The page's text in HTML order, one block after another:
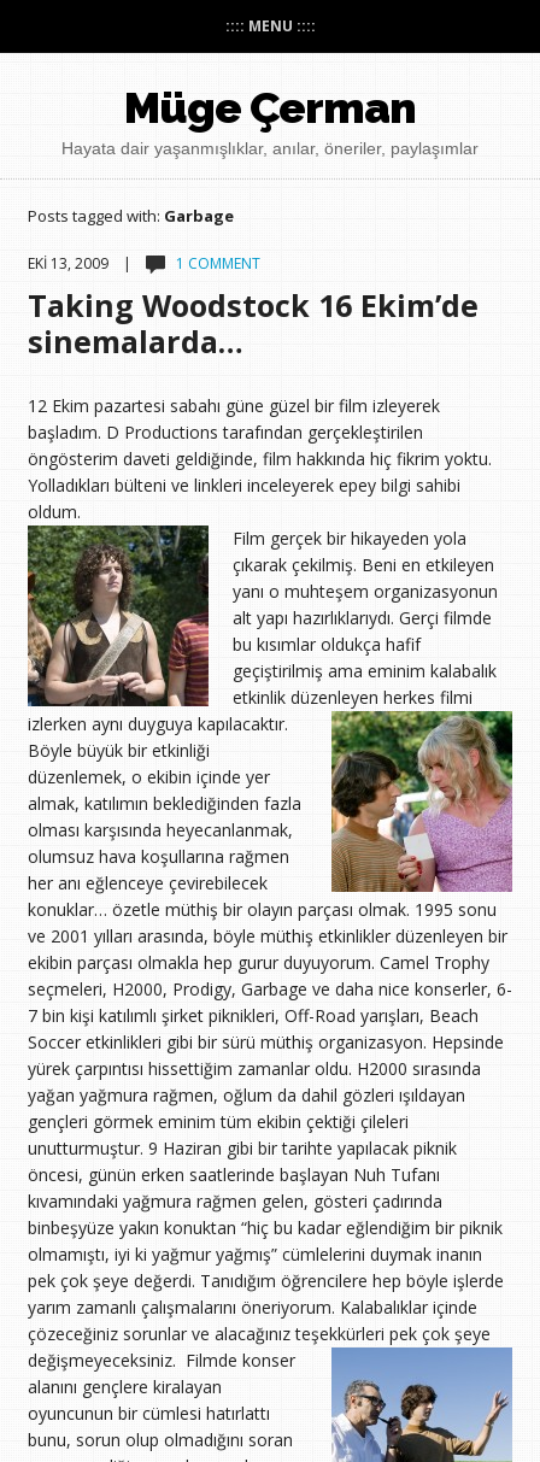
:::: MENU ::::
Müge Çerman
Hayata dair yaşanmışlıklar, anılar, öneriler, paylaşımlar
Posts tagged with: Garbage
EKI 13, 2009 | 1 COMMENT
Taking Woodstock 16 Ekim’de
sinemalarda…
12 Ekim pazartesi sabahı güne güzel bir film izleyerek
başladım. D Productions tarafından gerçekleştirilen
öngösterim daveti geldiğinde, film hakkında hiç fikrim yoktu.
Yolladıkları bülteni ve linkleri inceleyerek epey bilgi sahibi
oldum.
Film gerçek bir hikayeden yola
çıkarak çekilmiş. Beni en etkileyen
yanı o muhteşem organizasyonun
alt yapı hazırlıklarıydı. Gerçi filmde
bu kısımlar oldukça hafif
geçiştirilmiş ama eminim kalabalık
etkinlik düzenleyen herkes filmi
izlerken aynı duyguya kapılacaktır.
Böyle büyük bir etkinliği
düzenlemek, o ekibin içinde yer
almak, katılımın beklediğinden fazla
olması karşısında heyecanlanmak,
olumsuz hava koşullarına rağmen
her anı eğlenceye çevirebilecek
konuklar… özetle müthiş bir olayın parçası olmak. 1995 sonu
ve 2001 yılları arasında, böyle müthiş etkinlikler düzenleyen bir
ekibin parçası olmakla hep gurur duyuyorum. Camel Trophy
seçmeleri, H2000, Prodigy, Garbage ve daha nice konserler, 6-
7 bin kişi katılımlı şirket piknikleri, Off-Road yarışları, Beach
Soccer etkinlikleri gibi bir sürü müthiş organizasyon. Hepsinde
yürek çarpıntısı hissettiğim zamanlar oldu. H2000 sırasında
yağan yağmura rağmen, oğlum da dahil gözleri ışıldayan
gençleri görmek eminim tüm ekibin çektiği çileleri
unutturmuştur. 9 Haziran gibi bir tarihte yapılacak piknik
öncesi, günün erken saatlerinde başlayan Nuh Tufanı
kıvamındaki yağmura rağmen gelen, gösteri çadırında
binbeşyüze yakın konuktan “hiç bu kadar eğlendiğim bir piknik
olmamıştı, iyi ki yağmur yağmış” cümlelerini duymak inanın
pek çok şeye değerdi. Tanıdığım öğrencilere hep böyle işlerde
yarım zamanlı çalışmalarını öneriyorum. Kalabalıklar içinde
çözeceğiniz sorunlar ve alacağınız teşekkürleri pek çok şeye
değişmeyeceksiniz. Filmde konser
alanını gençlere kiralayan
oyuncunun bir cümlesi hatırlattı
bunu, sorun olup olmadığını soran